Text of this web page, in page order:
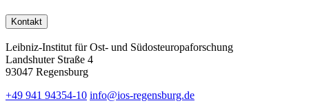
Kontakt
Leibniz-Institut für Ost- und Südosteuropaforschung
Landshuter Straße 4
93047 Regensburg
+49 941 94354-10 info@ios-regensburg.de